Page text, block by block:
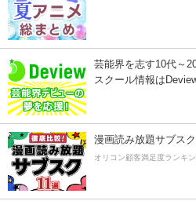
芸能界を志す10代～
スクール情報は
漫画読み放題サブス
オリコン顧客満足度ランキ